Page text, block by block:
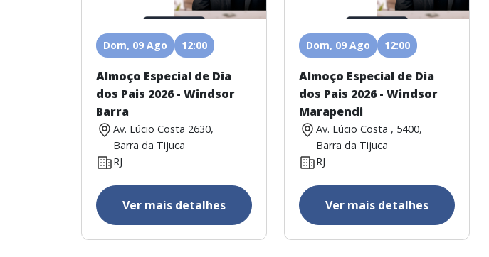
Dom, 09 Ago 12:00
Almoço Especial de Dia
dos Pais 2026 - Windsor
Barra
Av. Lúcio Costa 2630,
Barra da Tijuca
RJ
Ver mais detalhes
Dom, 09 Ago 12:00
Almoço Especial de Dia
dos Pais 2026 - Windsor
Marapendi
Av. Lúcio Costa , 5400,
Barra da Tijuca
RJ
Ver mais detalhes